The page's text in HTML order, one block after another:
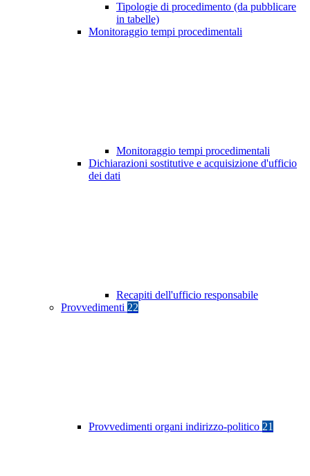
Tipologie di procedimento (da pubblicare
in tabelle)
Monitoraggio tempi procedimentali
Monitoraggio tempi procedimentali
Dichiarazioni sostitutive e acquisizione d'ufficio
dei dati
Recapiti dell'ufficio responsabile
Provvedimenti 22
Provvedimenti organi indirizzo-politico 21